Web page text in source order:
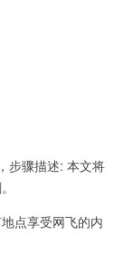
骤描述: 本文将
点享受网飞的内